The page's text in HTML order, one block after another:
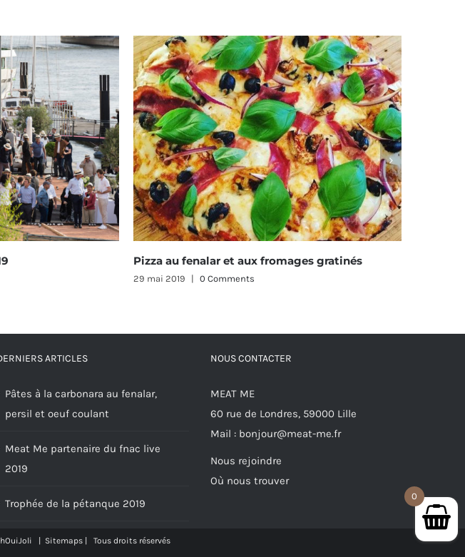
fenalar et aux fromages gratinés Bagel maison de fenalar aux herbes
25 avril 2019
ARTICLES
Pâtes à la carbonara au fenalar,
persil et oeuf coulant
Meat Me partenaire du fnac live
2019
Trophée de la pétanque 2019
NOUS CONTACTER
MEAT ME
60 rue de Londres, 59000 Lille
Mail : bonjour@meat-me.fr
Nous rejoindre
Où nous trouver
Sitemaps| Tous droits réservés
0